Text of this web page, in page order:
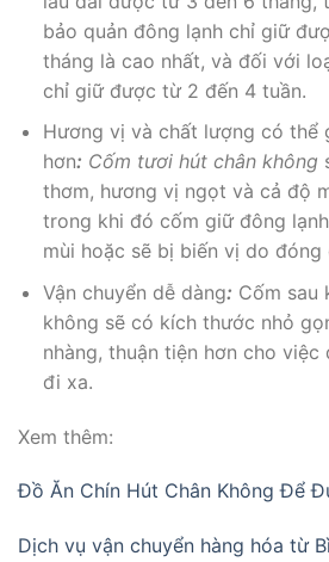
bảo quản đông lạnh chỉ giữ
tháng là cao nhất, và đối với
chỉ giữ được từ 2 đến 4 tuần.
Hương vị và chất lượng có thể
hơn: Cốm tươi hút chân không
thơm, hương vị ngọt và cả độ
trong khi đó cốm giữ đông
mùi hoặc sẽ bị biến vị do đóng
Vận chuyển dễ dàng: Cốm sau
không sẽ có kích thước nhỏ
nhàng, thuận tiện hơn cho
đi xa.
Xem thêm:
Đồ Ăn Chín Hút Chân Không Để
Dịch vụ vận chuyển hàng hóa từ